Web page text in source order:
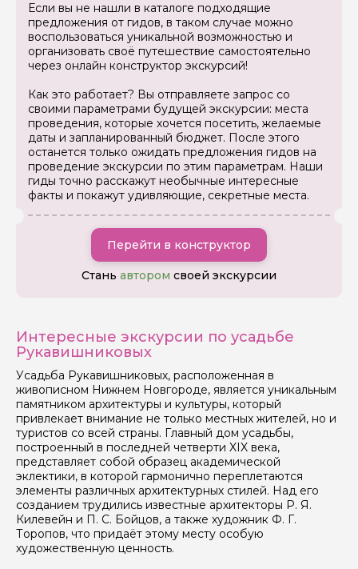
Если вы не нашли в каталоге подходящие
предложения от гидов, в таком случае можно
воспользоваться уникальной возможностью и
организовать своё путешествие самостоятельно
через онлайн конструктор экскурсий!
Как это работает? Вы отправляете запрос со
своими параметрами будущей экскурсии: места
проведения, которые хочется посетить, желаемые
даты и запланированный бюджет. После этого
останется только ожидать предложения гидов на
проведение экскурсии по этим параметрам. Наши
гиды точно расскажут необычные интересные
факты и покажут удивляющие, секретные места.
Перейти в конструктор
Стань автором своей экскурсии
Интересные экскурсии по усадьбе
Рукавишниковых
Усадьба Рукавишниковых, расположенная в
живописном Нижнем Новгороде, является уникальным
памятником архитектуры и культуры, который
привлекает внимание не только местных жителей, но и
туристов со всей страны. Главный дом усадьбы,
построенный в последней четверти XIX века,
представляет собой образец академической
эклектики, в которой гармонично переплетаются
элементы различных архитектурных стилей. Над его
созданием трудились известные архитекторы Р. Я.
Килевейн и П. С. Бойцов, а также художник Ф. Г.
Торопов, что придаёт этому месту особую
художественную ценность.